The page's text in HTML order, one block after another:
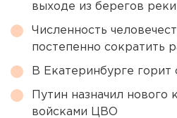
выходе из берегов
Численность
постепенно сократить
В Екатеринбурге
Путин назначил
войсками ЦВО